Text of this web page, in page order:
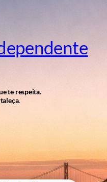
te respeita.